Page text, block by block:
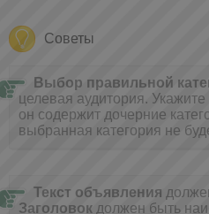
Советы
Выбор правильной
целевая аудитория. Укажите
он содержит дочерние
выбранная категория не
Текст объявления
Заголовок должен быть